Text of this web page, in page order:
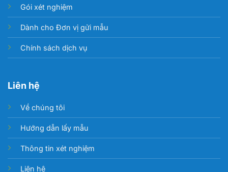
Gói xét nghiệm
Dành cho Đơn vị gửi mẫu
Chính sách dịch vụ
Liên hệ
Về chúng tôi
Hướng dẫn lấy mẫu
Thông tin xét nghiệm
Liên hệ